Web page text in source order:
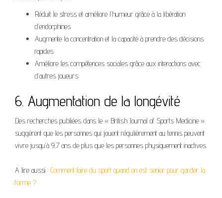
Réduit le stress et améliore l’humeur grâce à la libération
d’endorphines
Augmente la concentration et la capacité à prendre des décisions
rapides
Améliore les compétences sociales grâce aux interactions avec
d’autres joueurs
6. Augmentation de la longévité
Des recherches publiées dans le « British Journal of Sports Medicine »
suggèrent que les personnes qui jouent régulièrement au tennis peuvent
vivre jusqu’à 9,7 ans de plus que les personnes physiquement inactives.
A lire aussi : Comment faire du sport quand on est senior pour garder la
forme ?